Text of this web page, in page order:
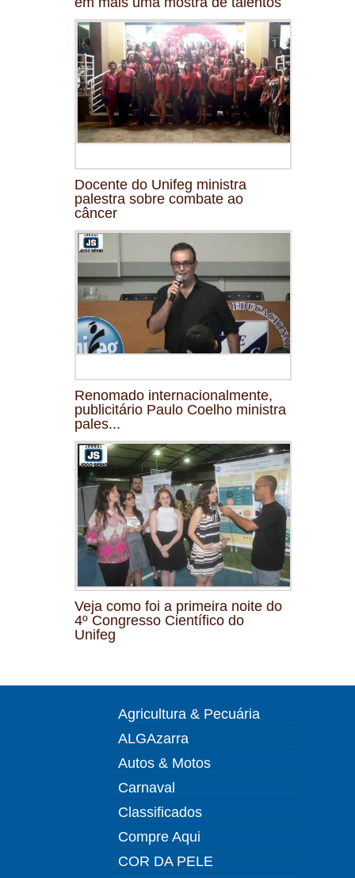
Docente do Unifeg ministra
palestra sobre combate ao
câncer
Renomado internacionalmente,
publicitário Paulo Coelho ministra
pales...
Veja como foi a primeira noite do
4º Congresso Científico do
Unifeg
Agricultura & Pecuária
ALGAzarra
Autos & Motos
Carnaval
Classificados
Compre Aqui
COR DA PELE